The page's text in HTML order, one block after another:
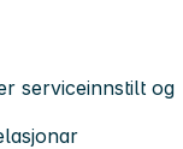
serviceinnstilt og